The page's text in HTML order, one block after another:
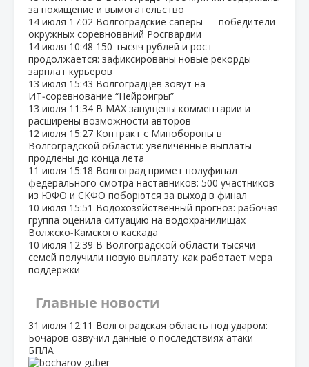
за похищение и вымогательство
14 июля 17:02 Волгоградские сапёры — победители
окружных соревнований Росгвардии
14 июля 10:48 150 тысяч рублей и рост
продолжается: зафиксированы новые рекорды
зарплат курьеров
13 июля 15:43 Волгоградцев зовут на
ИТ‑соревнование “Нейроигры”
13 июля 11:34 В МАХ запущены комментарии и
расширены возможности авторов
12 июля 15:27 Контракт с Минобороны в
Волгоградской области: увеличенные выплаты
продлены до конца лета
11 июля 15:18 Волгоград примет полуфинал
федерального смотра наставников: 500 участников
из ЮФО и СКФО поборются за выход в финал
10 июля 15:51 Водохозяйственный прогноз: рабочая
группа оценила ситуацию на водохранилищах
Волжско‑Камского каскада
10 июля 12:39 В Волгоградской области тысячи
семей получили новую выплату: как работает мера
поддержки
Главные новости
31 июля 12:11 Волгоградская область под ударом:
Бочаров озвучил данные о последствиях атаки
БПЛА